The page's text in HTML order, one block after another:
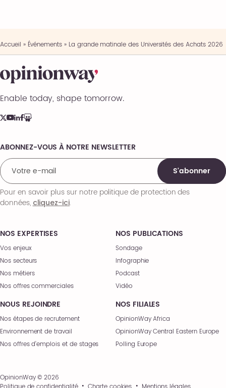
Accueil » Événements » La grande matinale des Universités des Achats 2026
Enable today, shape tomorrow.
NOS EXPERTISES
Vos enjeux
Nos secteurs
Nos métiers
Nos offres commerciales
NOS PUBLICATIONS
Sondage
Infographie
Podcast
Vidéo
NOUS REJOINDRE
Nos étapes de recrutement
Environnement de travail
Nos offres d’emplois et de stages
NOS FILIALES
OpinionWay Africa
OpinionWay Central Eastern Europe
Polling Europe
Comments
ABONNEZ-VOUS À NOTRE NEWSLETTER
S'abonner
Pour en savoir plus sur notre politique de protection des
données,cliquez-ici.
OpinionWay © 2026